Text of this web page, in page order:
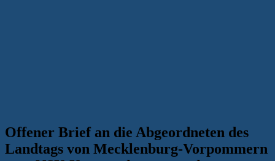
Offener Brief an die Abgeordneten des
Landtags von Mecklenburg-Vorpommern